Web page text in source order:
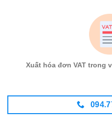
Xuất hóa đơn VAT trong